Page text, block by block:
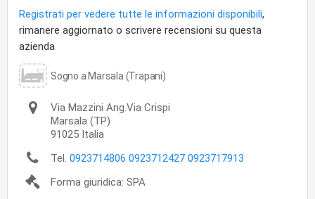
Registrati per vedere tutte le informazioni disponibili,
rimanere aggiornato o scrivere recensioni su questa
azienda
Sogno a Marsala (Trapani)
Via Mazzini Ang.Via Crispi
Marsala (TP)
91025 Italia
Tel. 0923714806 0923712427 0923717913
Forma giuridica: SPA